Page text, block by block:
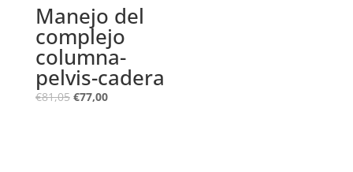
Manejo del
complejo
columna-
pelvis-cadera
€81,05 €77,00